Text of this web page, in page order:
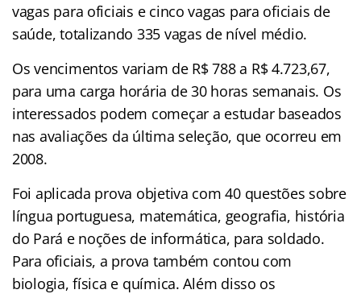
vagas para oficiais e cinco vagas para oficiais de
saúde, totalizando 335 vagas de nível médio.
Os vencimentos variam de R$ 788 a R$ 4.723,67,
para uma carga horária de 30 horas semanais. Os
interessados podem começar a estudar baseados
nas avaliações da última seleção, que ocorreu em
2008.
Foi aplicada prova objetiva com 40 questões sobre
língua portuguesa, matemática, geografia, história
do Pará e noções de informática, para soldado.
Para oficiais, a prova também contou com
biologia, física e química. Além disso os